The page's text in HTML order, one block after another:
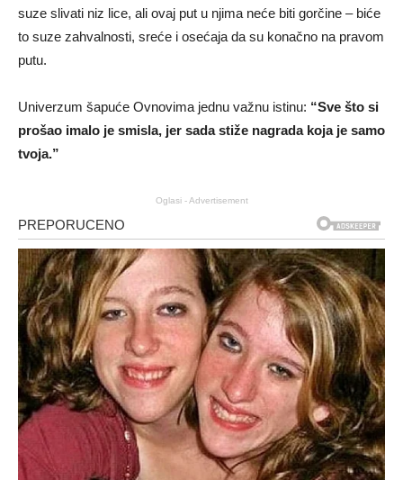
suze slivati niz lice, ali ovaj put u njima neće biti gorčine – biće
to suze zahvalnosti, sreće i osećaja da su konačno na pravom
putu.
Univerzum šapuće Ovnovima jednu važnu istinu: “Sve što si
prošao imalo je smisla, jer sada stiže nagrada koja je samo
tvoja.”
Oglasi - Advertisement